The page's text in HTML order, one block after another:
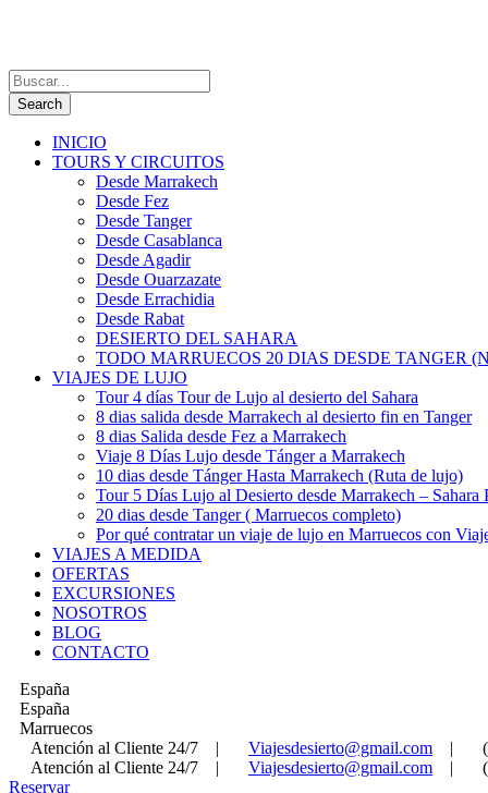
INICIO
TOURS Y CIRCUITOS
Desde Marrakech
Desde Fez
Desde Tanger
Desde Casablanca
Desde Agadir
Desde Ouarzazate
Desde Errachidia
Desde Rabat
DESIERTO DEL SAHARA
TODO MARRUECOS 20 DIAS DESDE TANGER
VIAJES DE LUJO
Tour 4 días Tour de Lujo al desierto del Sahara
8 dias salida desde Marrakech al desierto fin en Tanger
8 dias Salida desde Fez a Marrakech
Viaje 8 Días Lujo desde Tánger a Marrakech
10 dias desde Tánger Hasta Marrakech (Ruta de lujo)
Tour 5 Días Lujo al Desierto desde Marrakech – Sahara
20 dias desde Tanger ( Marruecos completo)
Por qué contratar un viaje de lujo en Marruecos con
VIAJES A MEDIDA
OFERTAS
EXCURSIONES
NOSOTROS
BLOG
CONTACTO
España
España
Marruecos
Atención al Cliente 24/7
| Viajesdesierto@gmail.com |
Atención al Cliente 24/7
| Viajesdesierto@gmail.com |
Reservar